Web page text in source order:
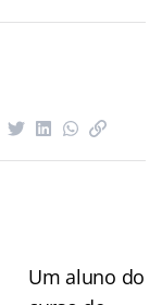
Um aluno do